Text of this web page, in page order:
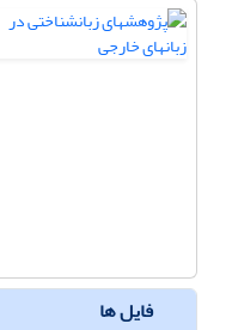
فایل ها